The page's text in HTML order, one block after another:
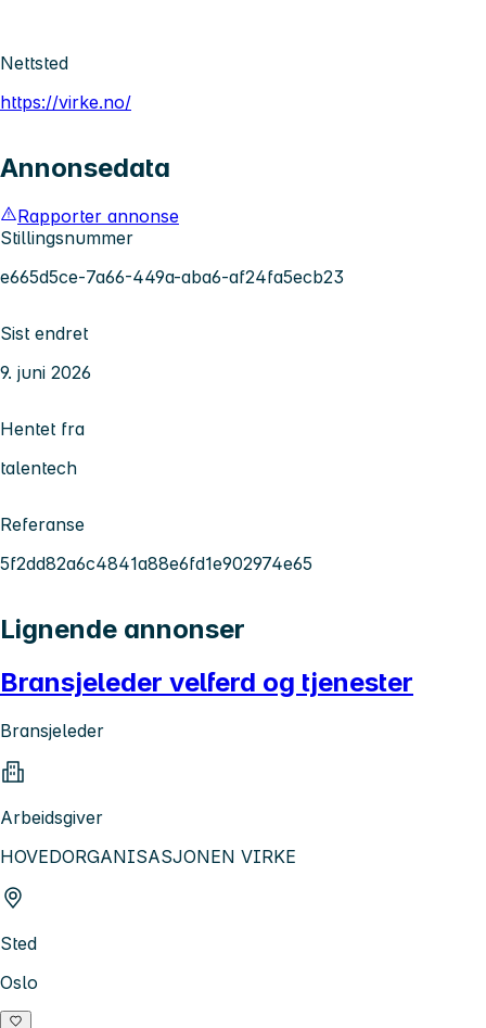
Nettsted
https://virke.no/
Annonsedata
Rapporter annonse
Stillingsnummer
e665d5ce-7a66-449a-aba6-af24fa5ecb23
Sist endret
9. juni 2026
Hentet fra
talentech
Referanse
5f2dd82a6c4841a88e6fd1e902974e65
Lignende annonser
Bransjeleder velferd og tjenester
Bransjeleder
Arbeidsgiver
HOVEDORGANISASJONEN VIRKE
Sted
Oslo